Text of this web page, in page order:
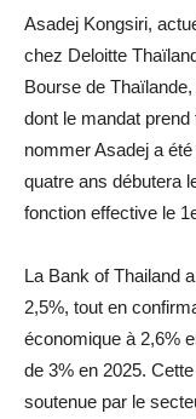
Asadej Kongsiri,
chez Deloitte
Bourse de
dont le mandat
nommer Asadej a
quatre ans débutera
fonction effective le
La Bank of Thailand
2,5%, tout en
économique à 2,6%
de 3% en 2025.
soutenue par le